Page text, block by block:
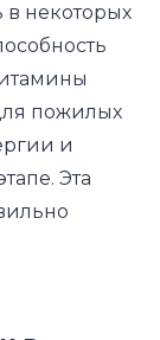
в некоторых
пожилых
и
Эта